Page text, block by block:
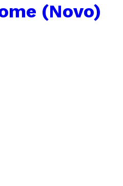
(Novo)